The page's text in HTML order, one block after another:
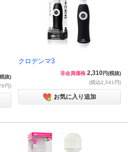
抜)
円)
クロデンマ3
非会員価格 2,310円(税抜)
(税込2,541円)
お気に入り追加